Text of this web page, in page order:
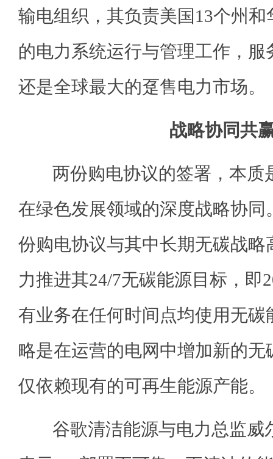
输电组织，其负责美国13个州
的电力系统运行与管理工作，服
还是全球最大的趸售电力市场。
战略协同共
两份购电协议的签署，本质
在绿色发展领域的深度战略协同
份购电协议与其中长期无碳战略
力推进其24/7无碳能源目标，即
有业务在任何时间点均使用无碳
略是在运营的电网中增加新的
仅依赖现有的可再生能源产能。
谷歌清洁能源与电力总监威